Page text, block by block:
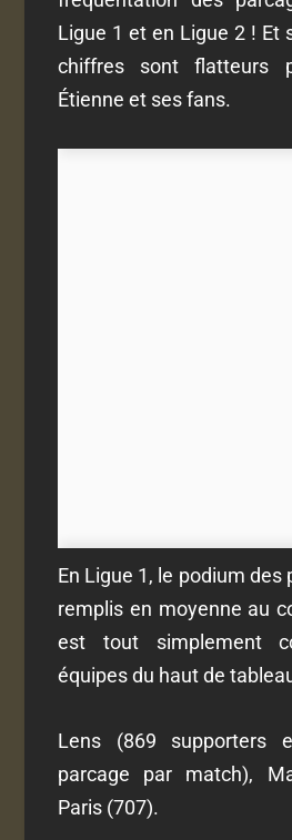
Ligue 1 et en Ligue 2 ! Et
chiffres sont flatteurs
Étienne et ses fans.
En Ligue 1, le podium des
remplis en moyenne au
est tout simplement
équipes du haut de
Lens (869 supporters
parcage par match),
Paris (707).